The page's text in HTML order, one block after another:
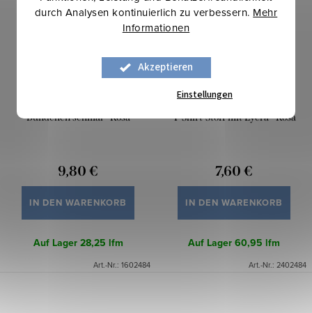
durch Analysen kontinuierlich zu verbessern. Mehr
Informationen
Akzeptieren
Einstellungen
Bündchen schmal - Rosa
9,80 €
IN DEN WARENKORB
Auf Lager28,25 lfm
Art.-Nr.: 1602484
T-Shirt-Stoff mit Lycra - Rosa
7,60 €
IN DEN WARENKORB
Auf Lager60,95 lfm
Art.-Nr.: 2402484